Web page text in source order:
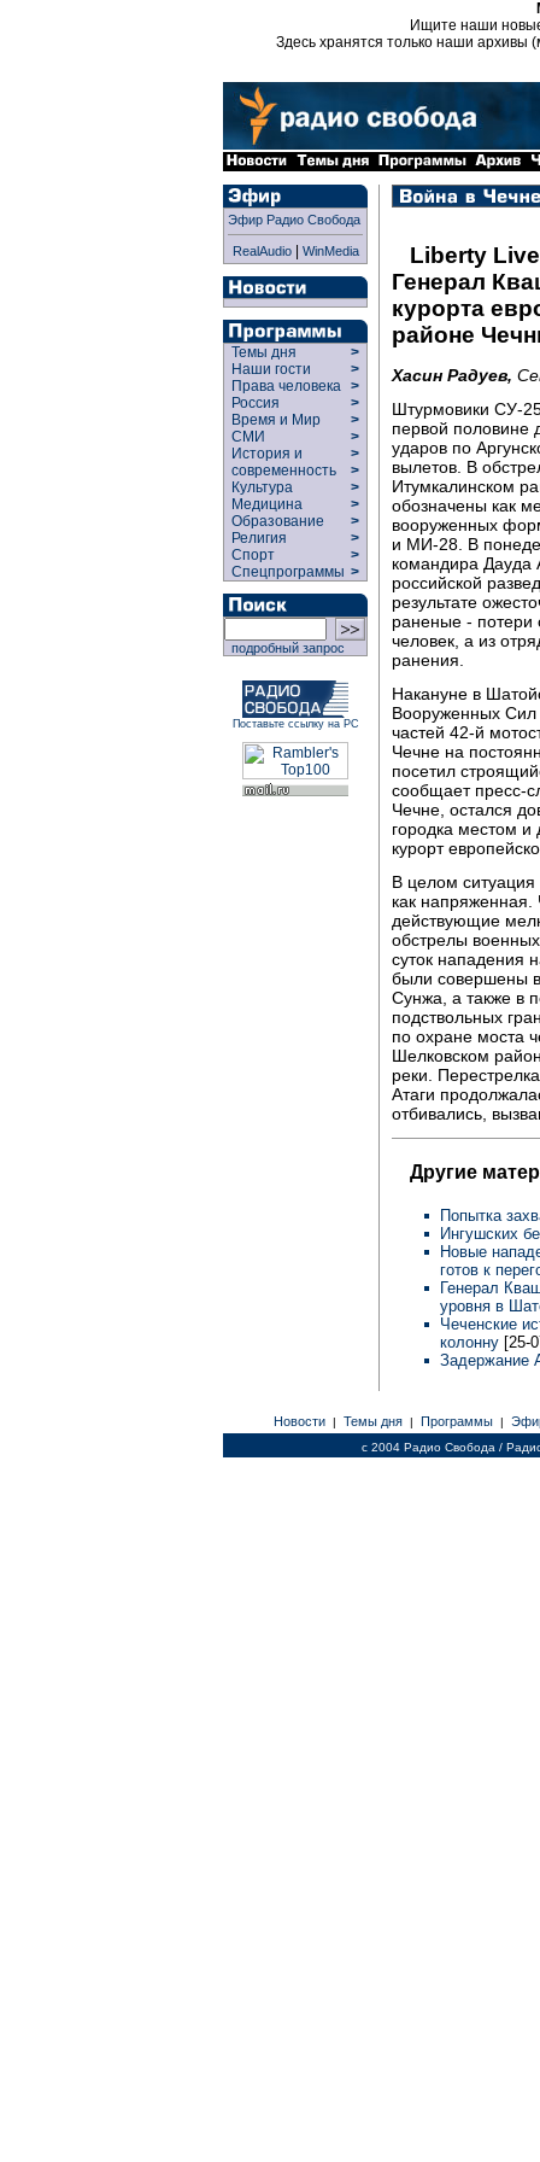
Ищите наши
Здесь хранятся только наши архивы
Эфир Радио Свобода
RealAudio| WinMedia
Темы дня
>
Наши гости
>
Права человека >
Россия
>
Время и Мир
>
СМИ
>
История и
современность
>
>
Культура
>
Медицина
>
Образование
>
Религия
>
Спорт
>
Спецпрограммы >
подробный запрос
Поставьте ссылку на РС
Liberty
Генерал
курорта
районе
Хасин Радуев,
Штурмовики СУ-
первой половине
ударов по
вылетов. В
Итумкалинском
обозначены как
вооруженных
и МИ-28. В
командира Дауда
российской
результате
раненые - потери
человек, а из
ранения.
Накануне в
Вооруженных Сил
частей 42-й
Чечне на
посетил
сообщает пресс-
Чечне, остался
городка местом
курорт
В целом ситуация
как
действующие
обстрелы
суток нападения
были совершены в
Сунжа, а также в
подствольных
по охране моста
Шелковском
реки.
Атаги
отбивались,
Другие
Попытка
Ингушских
Новые
готов к
Генерал
уровня в
Чеченские
колонну [25-
Задержание
Новости | Темы дня | Программы |
c 2004 Радио Свобода /